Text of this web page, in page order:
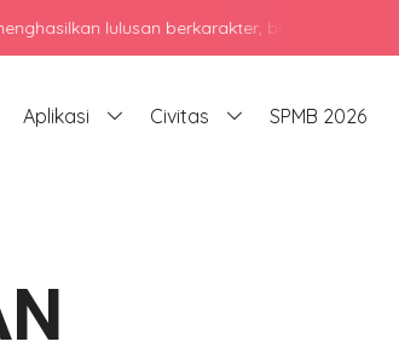
lulusan berkarakter, berprestasi, dan
Aplikasi Civitas SPMB 2026